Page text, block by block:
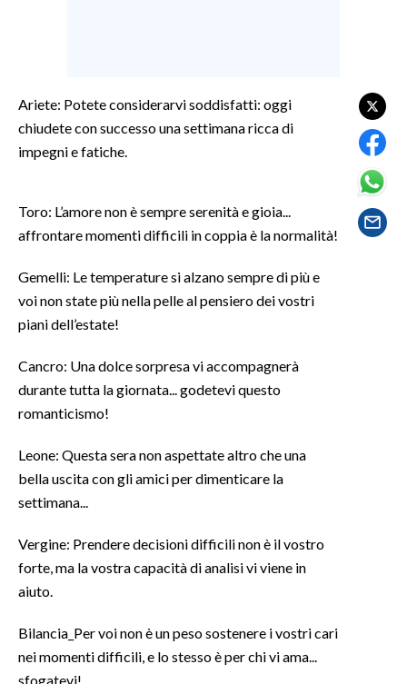
MOTORI
TENNIS
ALTRI SPORT
SPETTACOLI
SALUTE
SARDEGNA TURISMO
SARDI NEL MONDO
NOTIZIE
EVENTI
3 MINUTI CON
INFO AZIENDE
ABBONATI
Ariete: Potete considerarvi soddisfatti: oggi
chiudete con successo una settimana ricca di
impegni e fatiche.
Toro: L’amore non è sempre serenità e gioia...
affrontare momenti difficili in coppia è la normalità!
Gemelli: Le temperature si alzano sempre di più e
voi non state più nella pelle al pensiero dei vostri
piani dell’estate!
Cancro: Una dolce sorpresa vi accompagnerà
durante tutta la giornata... godetevi questo
romanticismo!
Leone: Questa sera non aspettate altro che una
bella uscita con gli amici per dimenticare la
settimana...
Vergine: Prendere decisioni difficili non è il vostro
forte, ma la vostra capacità di analisi vi viene in
aiuto.
Bilancia_Per voi non è un peso sostenere i vostri cari
nei momenti difficili, e lo stesso è per chi vi ama...
sfogatevi!